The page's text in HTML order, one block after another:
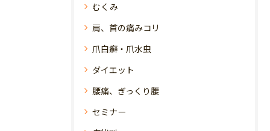
むくみ
肩、首の痛みコリ
爪白癬・爪水虫
ダイエット
腰痛、ぎっくり腰
セミナー